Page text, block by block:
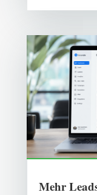
Mehr